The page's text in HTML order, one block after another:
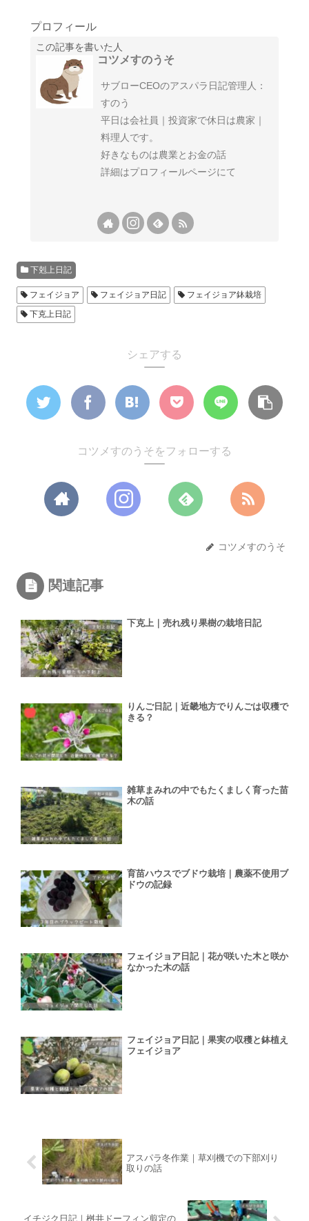
プロフィール
この記事を書いた人
コツメすのうそ
サブローCEOのアスパラ日記管理人：
すのう
平日は会社員｜投資家で休日は農家｜
料理人です。
好きなものは農業とお金の話
詳細はプロフィールページにて
下剋上日記
フェイジョア フェイジョア日記
フェイジョア鉢栽培
下克上日記
シェアする
コツメすのうそをフォローする
コツメすのうそ
関連記事
下克上｜売れ残り果樹の栽培日記
りんご日記｜近畿地方でりんごは収穫で
きる？
雑草まみれの中でもたくましく育った苗
木の話
育苗ハウスでブドウ栽培｜農薬不使用ブ
ドウの記録
フェイジョア日記｜花が咲いた木と咲か
なかった木の話
フェイジョア日記｜果実の収穫と鉢植え
フェイジョア
アスパラ冬作業｜草刈機での下部刈り
取りの話
イチジク日記｜桝井ドーフィン剪定の